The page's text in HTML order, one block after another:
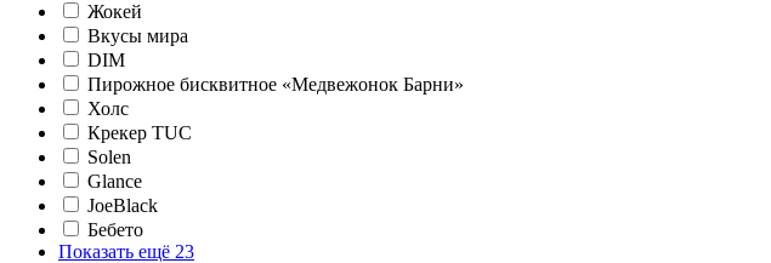
Жокей
Вкусы мира
DIM
Пирожное бисквитное «Медвежонок Барни»
Холс
Крекер TUC
Solen
Glance
JoeBlack
Бебето
Показать ещё 23